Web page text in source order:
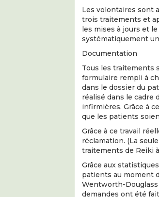
Les volontaires sont
trois traitements et
les mises à jours et
systématiquement
Documentation
Tous les traitements
formulaire rempli à
dans le dossier du
réalisé dans le cadre
infirmières. Grâce à
que les patients
Grâce à ce travail
réclamation. (La
traitements de Reiki
Grâce aux
patients au moment
Wentworth-Douglass
demandes ont été